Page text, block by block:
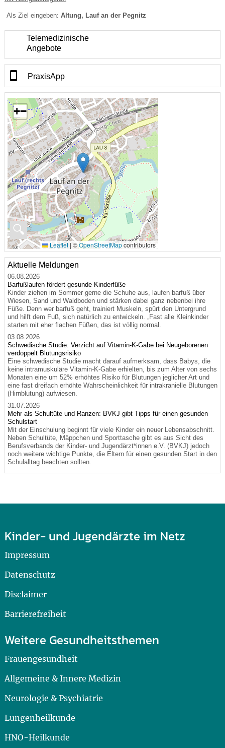
Als Ziel eingeben: Altung, Lauf an der Pegnitz
Telemedizinische
Angebote
PraxisApp
🔍
+−
Leaflet | ©OpenStreetMapcontributors
Aktuelle Meldungen
06.08.2026
Barfußlaufen fördert gesunde Kinderfüße
Kinder ziehen im Sommer gerne die Schuhe aus, laufen barfuß über
Wiesen, Sand und Waldboden und stärken dabei ganz nebenbei ihre
Füße. Denn wer barfuß geht, trainiert Muskeln, spürt den Untergrund
und hilft dem Fuß, sich natürlich zu entwickeln. „Fast alle Kleinkinder
starten mit eher flachen Füßen, das ist völlig normal.
03.08.2026
Schwedische Studie: Verzicht auf Vitamin-K-Gabe bei Neugeborenen
verdoppelt Blutungsrisiko
Eine schwedische Studie macht darauf aufmerksam, dass Babys, die
keine intramuskuläre Vitamin-K-Gabe erhielten, bis zum Alter von sechs
Monaten eine um 52% erhöhtes Risiko für Blutungen jeglicher Art und
eine fast dreifach erhöhte Wahrscheinlichkeit für intrakranielle Blutungen
(Hirnblutung) aufwiesen.
31.07.2026
Mehr als Schultüte und Ranzen: BVKJ gibt Tipps für einen gesunden
Schulstart
Mit der Einschulung beginnt für viele Kinder ein neuer Lebensabschnitt.
Neben Schultüte, Mäppchen und Sporttasche gibt es aus Sicht des
Berufsverbands der Kinder- und Jugendärzt*innen e.V. (BVKJ) jedoch
noch weitere wichtige Punkte, die Eltern für einen gesunden Start in den
Schulalltag beachten sollten.
Kinder- und Jugendärzte im Netz
Impressum
Datenschutz
Disclaimer
Barrierefreiheit
Weitere Gesundheitsthemen
Frauengesundheit
Allgemeine & Innere Medizin
Neurologie & Psychiatrie
Lungenheilkunde
HNO-Heilkunde